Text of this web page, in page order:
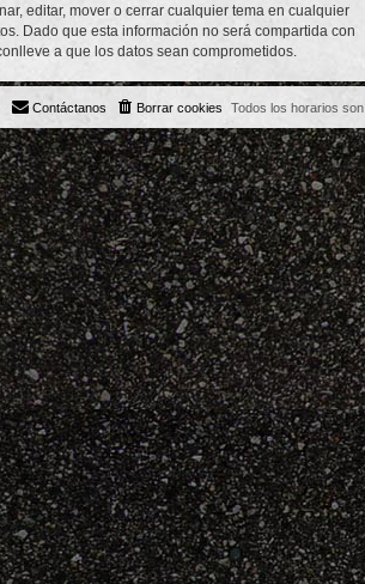
editar, mover o cerrar cualquier tema en cualquier
Dado que esta información no será compartida con
a que los datos sean comprometidos.
Todos los horarios son
Borrar cookies
Contáctanos